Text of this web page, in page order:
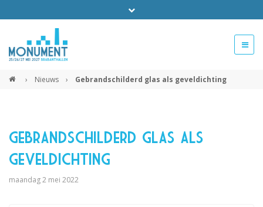
› Nieuws › Gebrandschilderd glas als geveldichting
Gebrandschilderd glas als
geveldichting
maandag 2 mei 2022